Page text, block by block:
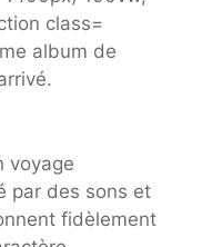
album de
voyage
par des sons et
fidèlement